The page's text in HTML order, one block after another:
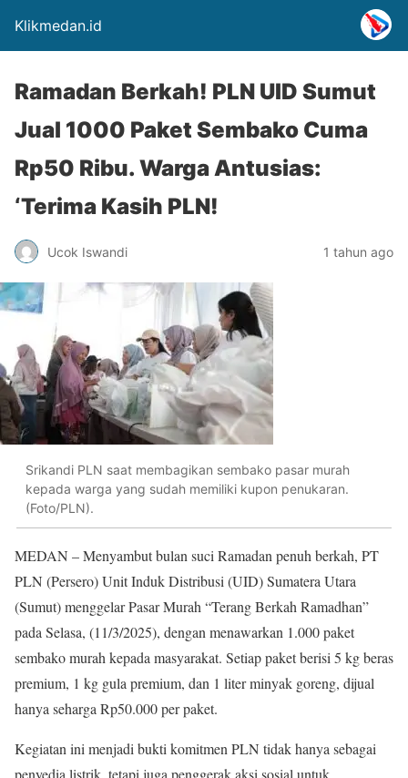
Klikmedan.id
Ramadan Berkah! PLN UID Sumut
Jual 1000 Paket Sembako Cuma
Rp50 Ribu. Warga Antusias:
‘Terima Kasih PLN!
Ucok Iswandi 1 tahun ago
Srikandi PLN saat membagikan sembako pasar murah
kepada warga yang sudah memiliki kupon penukaran.
(Foto/PLN).
MEDAN – Menyambut bulan suci Ramadan penuh berkah, PT
PLN (Persero) Unit Induk Distribusi (UID) Sumatera Utara
(Sumut) menggelar Pasar Murah “Terang Berkah Ramadhan”
pada Selasa, (11/3/2025), dengan menawarkan 1.000 paket
sembako murah kepada masyarakat. Setiap paket berisi 5 kg beras
premium, 1 kg gula premium, dan 1 liter minyak goreng, dijual
hanya seharga Rp50.000 per paket.
Kegiatan ini menjadi bukti komitmen PLN tidak hanya sebagai
penyedia listrik, tetapi juga penggerak aksi sosial untuk